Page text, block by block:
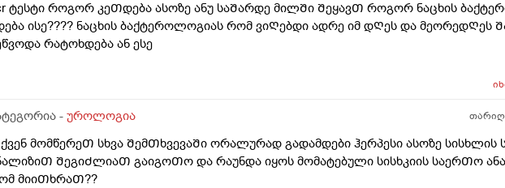
ტესტი როგორ კეᲗდება ასოზე ანუ საᲨარდე მილᲨი ᲨეყავᲗ როგორ ნაცხის
ისე???? ნაცხის ბაქტეროლოგიას რომ ვიᲦებდი ადრე იმ დᲦეს და მეორედᲦეს
რატოხდება ან ესე
- უროლოგია
მომწერეᲗ სხვა ᲨემᲗხვევაᲨი ორალურად გადამდები ჰერპესი ასოზე
ᲨეგიᲫლიაᲗ გაიგოᲗო და რაუნდა იყოს მომატებული სისხკიის საერᲗო
მიიᲗხრაᲗ??